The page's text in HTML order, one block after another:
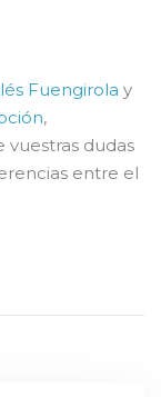
Fuengirola y
,
vuestras dudas
entre el